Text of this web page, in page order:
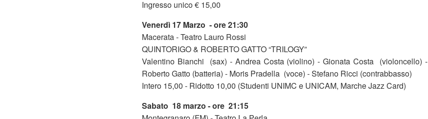
Ingresso unico € 15,00
Venerdì 17 Marzo - ore 21:30
Macerata - Teatro Lauro Rossi
QUINTORIGO & ROBERTO GATTO “TRILOGY”
Valentino Bianchi (sax) - Andrea Costa (violino) - Gionata Costa (violoncello) -
Roberto Gatto (batteria) - Moris Pradella (voce) - Stefano Ricci (contrabbasso)
Intero 15,00 - Ridotto 10,00 (Studenti UNIMC e UNICAM, Marche Jazz Card)
Sabato 18 marzo - ore 21:15